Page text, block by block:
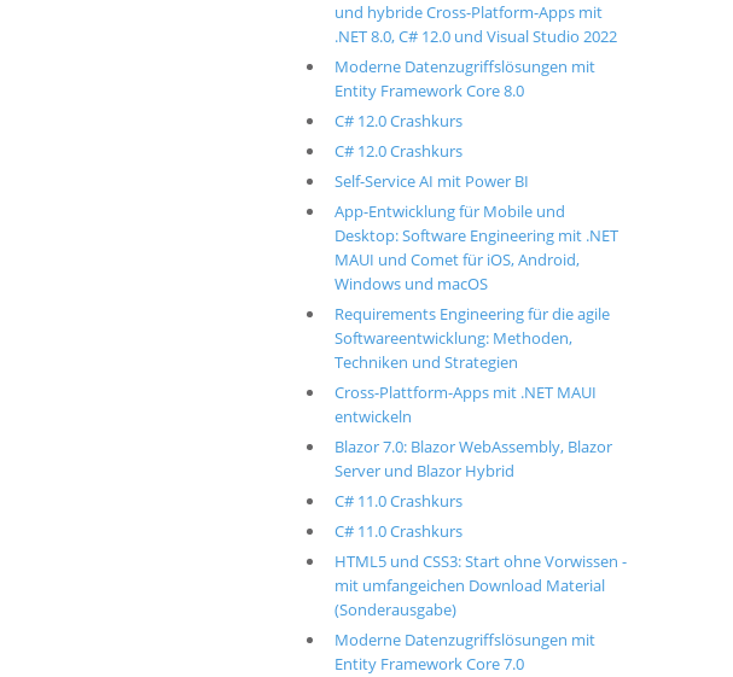
und hybride Cross-Platform-Apps mit
.NET 8.0, C# 12.0 und Visual Studio 2022
Moderne Datenzugriffslösungen mit
Entity Framework Core 8.0
C# 12.0 Crashkurs
C# 12.0 Crashkurs
Self-Service AI mit Power BI
App-Entwicklung für Mobile und
Desktop: Software Engineering mit .NET
MAUI und Comet für iOS, Android,
Windows und macOS
Requirements Engineering für die agile
Softwareentwicklung: Methoden,
Techniken und Strategien
Cross-Plattform-Apps mit .NET MAUI
entwickeln
Blazor 7.0: Blazor WebAssembly, Blazor
Server und Blazor Hybrid
C# 11.0 Crashkurs
C# 11.0 Crashkurs
HTML5 und CSS3: Start ohne Vorwissen -
mit umfangeichen Download Material
(Sonderausgabe)
Moderne Datenzugriffslösungen mit
Entity Framework Core 7.0